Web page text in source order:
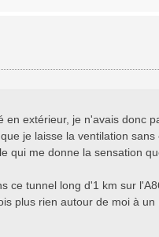
en extérieur, je n'avais donc
je laisse la ventilation
qui me donne la sensation
ce tunnel long d'1 km sur
plus rien autour de moi à un